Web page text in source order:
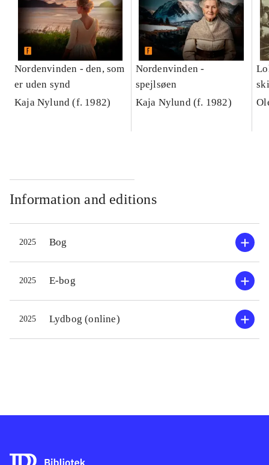
Nordenvinden - den, som
er uden synd
Kaja Nylund (f. 1982)
Nordenvinden -
spejlsøen
Kaja Nylund (f. 1982)
Information and editions
2025 Bog
2025 E-bog
2025 Lydbog (online)